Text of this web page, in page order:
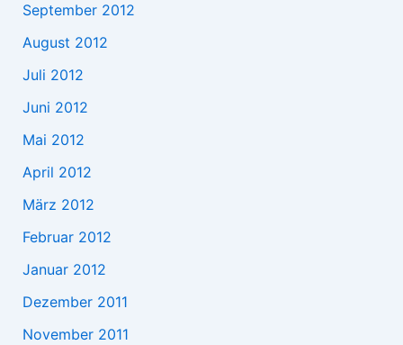
September 2012
August 2012
Juli 2012
Juni 2012
Mai 2012
April 2012
März 2012
Februar 2012
Januar 2012
Dezember 2011
November 2011